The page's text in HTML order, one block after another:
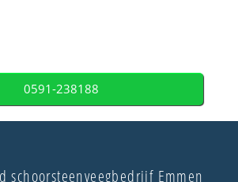
0591-238188
schoorsteenveegbedrijf Emmen